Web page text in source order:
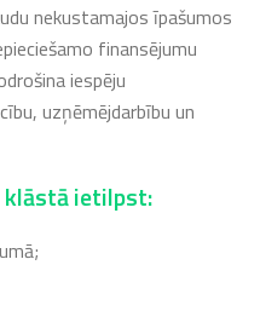
nekustamajos īpašumos
finansējumu
iespēju
uzņēmējdarbību un
klāstā ietilpst: